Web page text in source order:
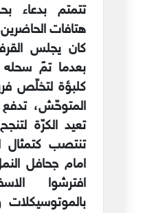
تتمتم
هتافات
كان يجلس
بعدما تمً
كلبؤة لتخلّص
المتوحّش،
تعيد الكرّة
تنتصب كتمثال
امام جحافل
افترشوا